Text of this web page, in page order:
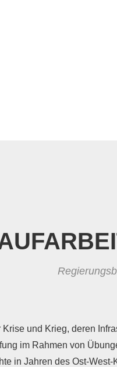
und Krieg, deren
im Rahmen von
in Jahren des Ost-West-